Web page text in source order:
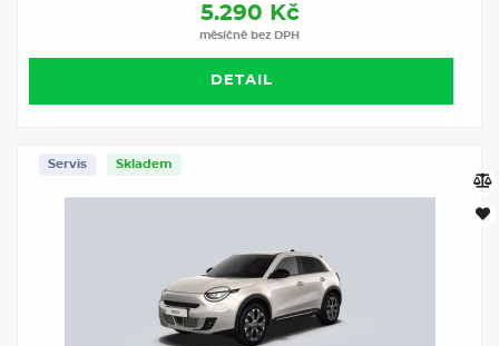
5.290 Kč
měsíčně bez DPH
DETAIL
Skladem
Servis